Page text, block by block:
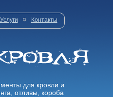
Услуги Контакты
для кровли и
отливы, короба